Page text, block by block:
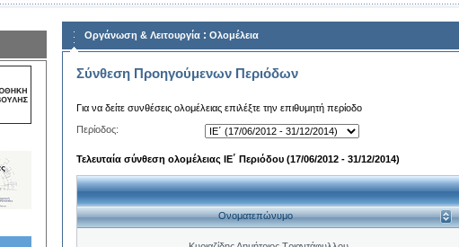
Οργάνωση & Λειτουργία : Ολομέλεια
Σύνθεση Προηγούμενων Περιόδων
Για να δείτε συνθέσεις ολομέλειας επιλέξτε την επιθυμητή περίοδο
Περίοδος:
Τελευταία σύνθεση ολομέλειας ΙΕ΄ Περιόδου (17/06/2012 - 31/12/2014)
Ονοματεπώνυμο